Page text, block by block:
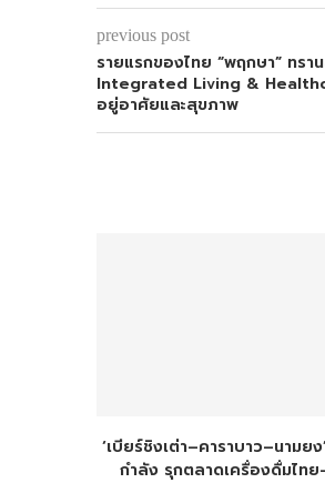
previous post
รายแรกของไทย “พฤกษา” ทร
Integrated Living &
อยู่อาศัยและสุขภาพ
‘เบียร์ชิงเต่า–คาราบาว–นามย
กำลัง รุกตลาดเครื่องดื่มไท